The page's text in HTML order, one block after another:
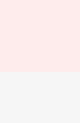
นัขฟันทำความสะอาดแล